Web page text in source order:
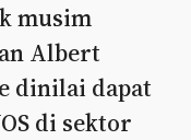
musim
Albert
dinilai dapat
di sektor